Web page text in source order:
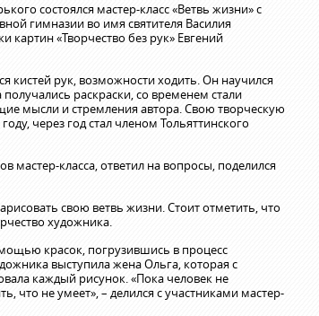
состоялся мастер-класс «Ветвь жизни» с
гимназии во имя святителя Василия
картин «Творчество без рук» Евгений
кистей рук, возможности ходить. Он научился
раскраски, со временем стали
мысли и стремления автора. Свою творческую
через год стал членом Тольяттинского
мастер-класса, ответил на вопросы, поделился
свою ветвь жизни. Стоит отметить, что
художника.
красок, погрузившись в процесс
выступила жена Ольга, которая с
каждый рисунок. «Пока человек не
что не умеет», – делился с участниками мастер-